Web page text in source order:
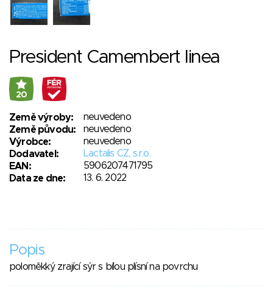
President Camembert linea
20
Země výroby:
neuvedeno
Země původu:
neuvedeno
Výrobce:
neuvedeno
Dodavatel:
Lactalis CZ, s.r.o.
EAN:
5906207471795
Data ze dne:
13. 6. 2022
Popis
poloměkký zrající sýr s bílou plísní na povrchu